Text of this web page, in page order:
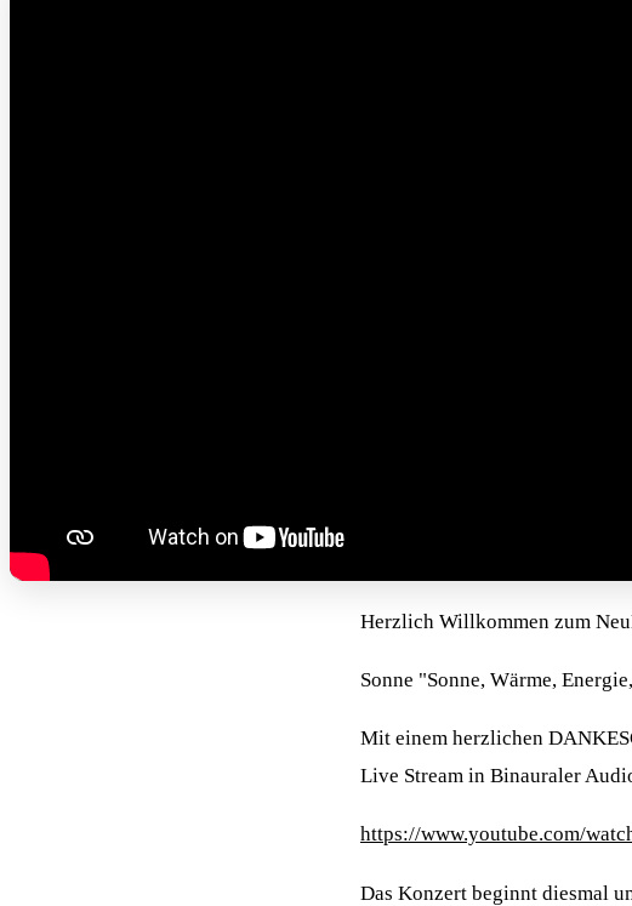
Herzlich Willkommen zum
Sonne "Sonne, Wärme,
Mit einem herzlichen
Live Stream in Binauraler
https://www.youtube.com/
Das Konzert beginnt diesmal